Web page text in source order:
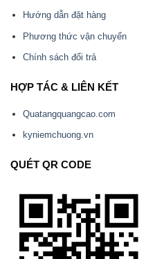
Hướng dẫn đặt hàng
Phương thức vận chuyển
Chính sách đổi trả
HỢP TÁC & LIÊN KẾT
Quatangquangcao.com
kyniemchuong.vn
QUÉT QR CODE